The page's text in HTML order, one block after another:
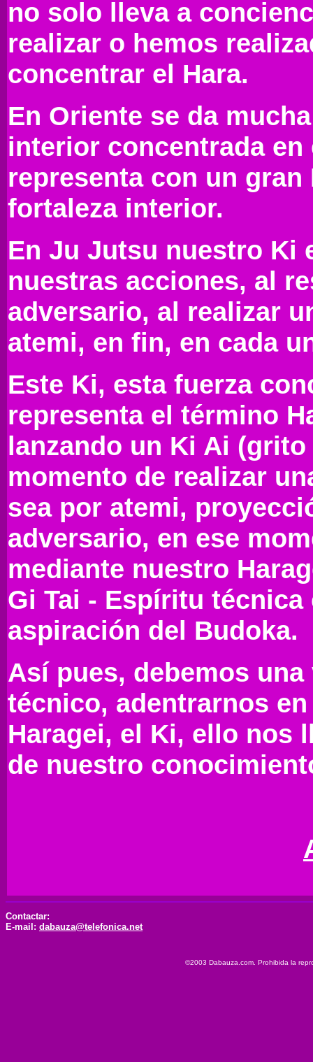
no solo lleva a
realizar o hemos
concentrar el Hara.
En Oriente se da
interior concentrada en
representa con un
fortaleza interior.
En Ju Jutsu nuestro Ki
nuestras acciones, al
adversario, al realizar
atemi, en fin, en cada
Este Ki, esta fuerza
representa el término
lanzando un Ki Ai
momento de realizar
sea por atemi,
adversario, en ese
mediante nuestro
Gi Tai - Espíritu
aspiración del Budoka.
Así pues, debemos
técnico, adentrarnos
Haragei, el Ki, ello nos
de nuestro
Contactar:
E-mail: dabauza@telefonica.net
©2003 Dabauza.com. Prohibida la